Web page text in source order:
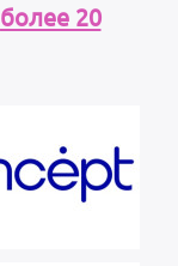
более 20